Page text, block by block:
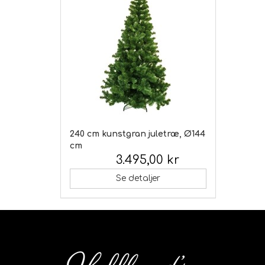
240 cm kunstgran juletræ, Ø144
cm
3.495,00 kr
Se detaljer